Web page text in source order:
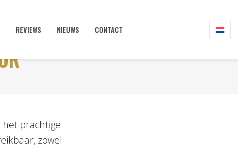
REVIEWS NIEUWS CONTACT
het prachtige
zowel